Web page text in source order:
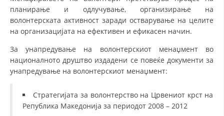
УПОТРЕБА И ЗАШТИТА НА АМБЛЕМОТ
ПОДГОТВЕНОСТ И ДЕЈСТВО ПРИ КАТАСТРОФИ
ТИМОВИ НА ООЦК ОХРИД
планирање и одлучување, организирање на
волонтерската активност заради остварување на целите
на организацијата на ефективен и ефикасен начин.
За унапредување на волонтерскиот менаџмент во
националното друштво издадени се повеќе документи за
унапредување на волонтерскиот менаџмент:
Стратегијата за волонтерство на Црвениот крст на
Република Македонија за периодот 2008 – 2012